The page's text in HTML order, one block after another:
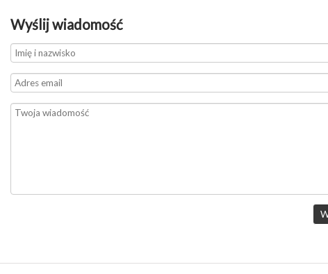
Wyślij wiadomość